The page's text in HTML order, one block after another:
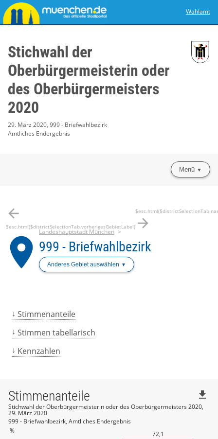
Wahlamt
Stichwahl der
Oberbürgermeisterin oder
des Oberbürgermeisters
2020
29. März 2020, 999 - Briefwahlbezirk
Amtliches Endergebnis
Menü
arrow_back
$esc.html($districtSelectionTab.vorherigesGebietLabel) arrow_forward
place
Landeshauptstadt München
999 - Briefwahlbezirk
Anderes Gebiet auswählen
Stimmenanteile
Stimmen tabellarisch
Kennzahlen
% 72,1
Stimmenanteile
Stichwahl der Oberbürgermeisterin oder des Oberbürgermeisters 2020,
29. März 2020
999 - Briefwahlbezirk, Amtliches Endergebnis
file_download